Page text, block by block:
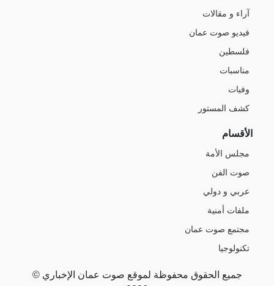
آراء و مقالات
فيديو صوت عمان
فلسطين
مناسبات
وفيات
كشف المستور
الأقسام
مجلس الأمة
صوت الفن
عربي و دولي
ملفات أمنية
مجتمع صوت عمان
تكنولوجيا
جميع الحقوق محفوظة لموقع صوت عمان الإخباري ©